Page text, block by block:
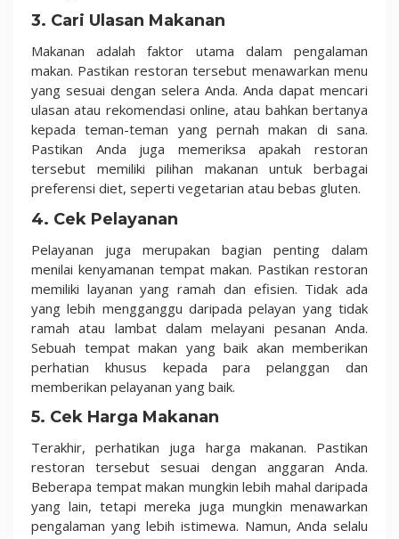
3. Cari Ulasan Makanan
Makanan adalah faktor utama dalam pengalaman
makan. Pastikan restoran tersebut menawarkan menu
yang sesuai dengan selera Anda. Anda dapat mencari
ulasan atau rekomendasi online, atau bahkan bertanya
kepada teman-teman yang pernah makan di sana.
Pastikan Anda juga memeriksa apakah restoran
tersebut memiliki pilihan makanan untuk berbagai
preferensi diet, seperti vegetarian atau bebas gluten.
4. Cek Pelayanan
Pelayanan juga merupakan bagian penting dalam
menilai kenyamanan tempat makan. Pastikan restoran
memiliki layanan yang ramah dan efisien. Tidak ada
yang lebih mengganggu daripada pelayan yang tidak
ramah atau lambat dalam melayani pesanan Anda.
Sebuah tempat makan yang baik akan memberikan
perhatian khusus kepada para pelanggan dan
memberikan pelayanan yang baik.
5. Cek Harga Makanan
Terakhir, perhatikan juga harga makanan. Pastikan
restoran tersebut sesuai dengan anggaran Anda.
Beberapa tempat makan mungkin lebih mahal daripada
yang lain, tetapi mereka juga mungkin menawarkan
pengalaman yang lebih istimewa. Namun, Anda selalu